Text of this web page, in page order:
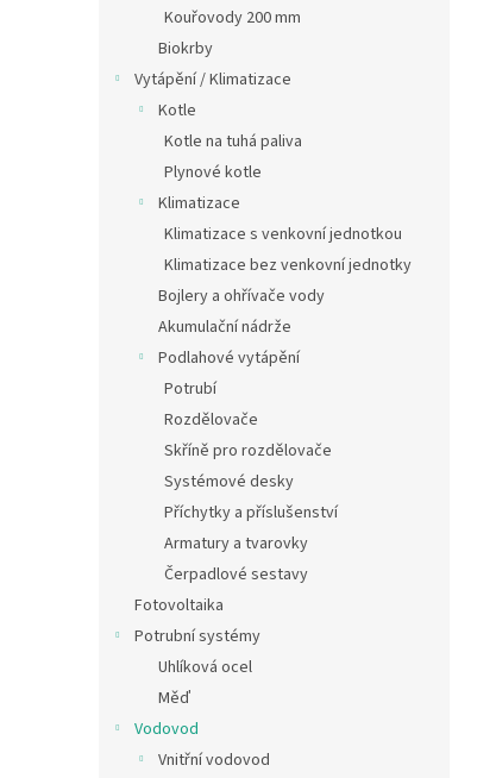
Kouřovody 200 mm
Biokrby
Vytápění / Klimatizace
Kotle
Kotle na tuhá paliva
Plynové kotle
Klimatizace
Klimatizace s venkovní jednotkou
Klimatizace bez venkovní jednotky
Bojlery a ohřívače vody
Akumulační nádrže
Podlahové vytápění
Potrubí
Rozdělovače
Skříně pro rozdělovače
Systémové desky
Příchytky a příslušenství
Armatury a tvarovky
Čerpadlové sestavy
Fotovoltaika
Potrubní systémy
Uhlíková ocel
Měď
Vodovod
Vnitřní vodovod